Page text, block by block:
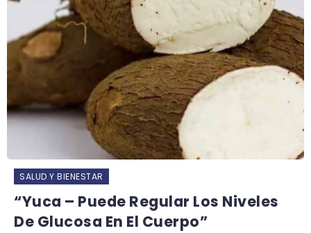
SALUD Y BIENESTAR
“Yuca – Puede Regular Los Niveles
De Glucosa En El Cuerpo”